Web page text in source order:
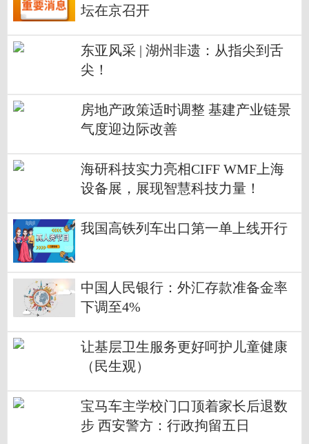
坛在京召开
东亚风采 | 湖州非遗：从指尖到舌
尖！
房地产政策适时调整 基建产业链景
气度迎边际改善
海研科技实力亮相CIFF WMF上海
设备展，展现智慧科技力量！
我国高铁列车出口第一单上线开行
中国人民银行：外汇存款准备金率
下调至4%
让基层卫生服务更好呵护儿童健康
（民生观）
宝马车主学校门口顶着家长后退数
步 西安警方：行政拘留五日